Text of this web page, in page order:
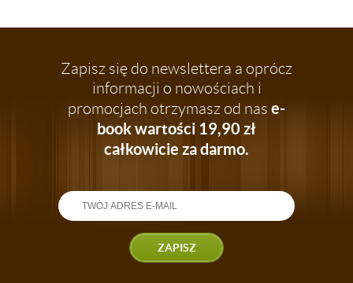
Zapisz się do newslettera a oprócz
informacji o nowościach i
promocjach otrzymasz od nas e-
book wartości 19,90 zł
całkowicie za darmo.
ZAPISZ